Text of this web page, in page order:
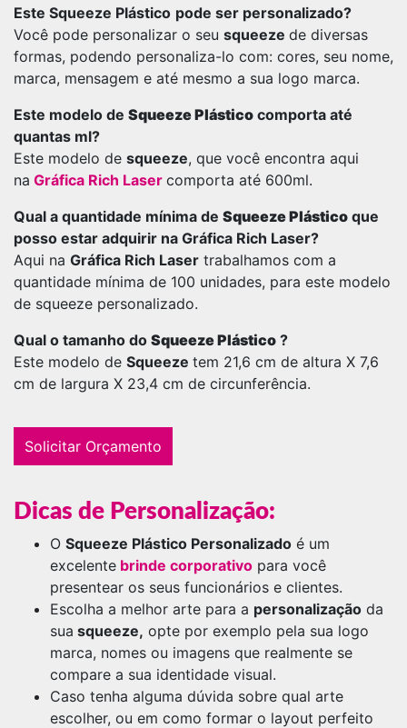
Este Squeeze Plástico pode ser personalizado?
Você pode personalizar o seu squeeze de diversas
formas, podendo personaliza-lo com: cores, seu nome,
marca, mensagem e até mesmo a sua logo marca.
Este modelo de Squeeze Plástico comporta até
quantas ml?
Este modelo de squeeze, que você encontra aqui
na Gráfica Rich Laser comporta até 600ml.
Qual a quantidade mínima de Squeeze Plástico que
posso estar adquirir na Gráfica Rich Laser?
Aqui na Gráfica Rich Laser trabalhamos com a
quantidade mínima de 100 unidades, para este modelo
de squeeze personalizado.
Qual o tamanho do Squeeze Plástico ?
Este modelo de Squeeze tem 21,6 cm de altura X 7,6
cm de largura X 23,4 cm de circunferência.
Solicitar Orçamento
Dicas de Personalização:
O Squeeze Plástico Personalizado é um
excelente brinde corporativo para você
presentear os seus funcionários e clientes.
Escolha a melhor arte para a personalização da
sua squeeze, opte por exemplo pela sua logo
marca, nomes ou imagens que realmente se
compare a sua identidade visual.
Caso tenha alguma dúvida sobre qual arte
escolher, ou em como formar o layout perfeito